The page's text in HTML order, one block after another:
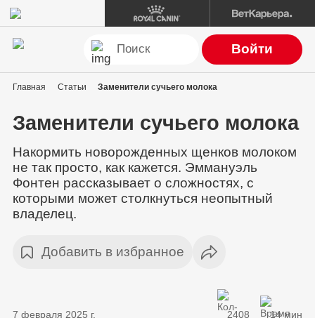
Войти
Главная Статьи Заменители сучьего молока
Заменители сучьего молока
Накормить новорожденных щенков молоком
не так просто, как кажется. Эммануэль
Фонтен рассказывает о сложностях, с
которыми может столкнуться неопытный
владелец.
Добавить в избранное
7 февраля 2025 г. 2408 14 мин